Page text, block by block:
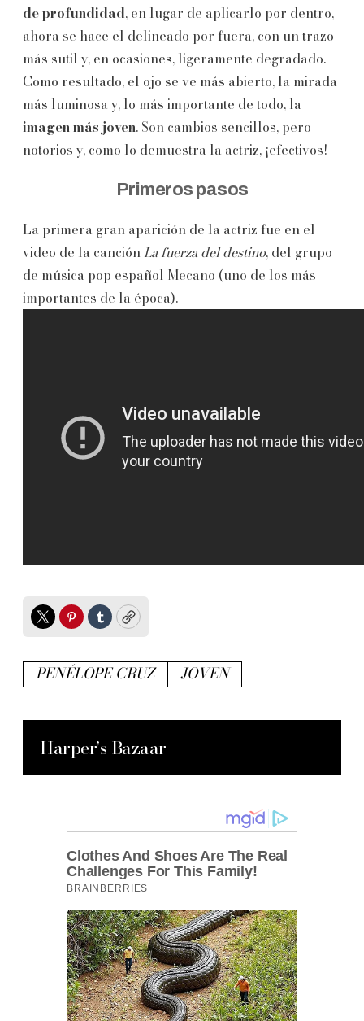
de profundidad, en lugar de aplicarlo por dentro,
ahora se hace el delineado por fuera, con un trazo
más sutil y, en ocasiones, ligeramente degradado.
Como resultado, el ojo se ve más abierto, la mirada
más luminosa y, lo más importante de todo, la
imagen más joven. Son cambios sencillos, pero
notorios y, como lo demuestra la actriz, ¡efectivos!
Primeros pasos
La primera gran aparición de la actriz fue en el
video de la canción La fuerza del destino, del grupo
de música pop español Mecano (uno de los más
importantes de la época).
TwitterPinterest
TumblrCopy
PENÉLOPE CRUZ JOVEN
Harper’s Bazaar